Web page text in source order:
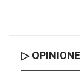
▷